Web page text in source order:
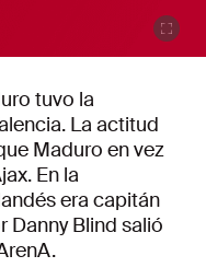
tuvo la
La actitud
Maduro en vez
En la
era capitán
Danny Blind salió